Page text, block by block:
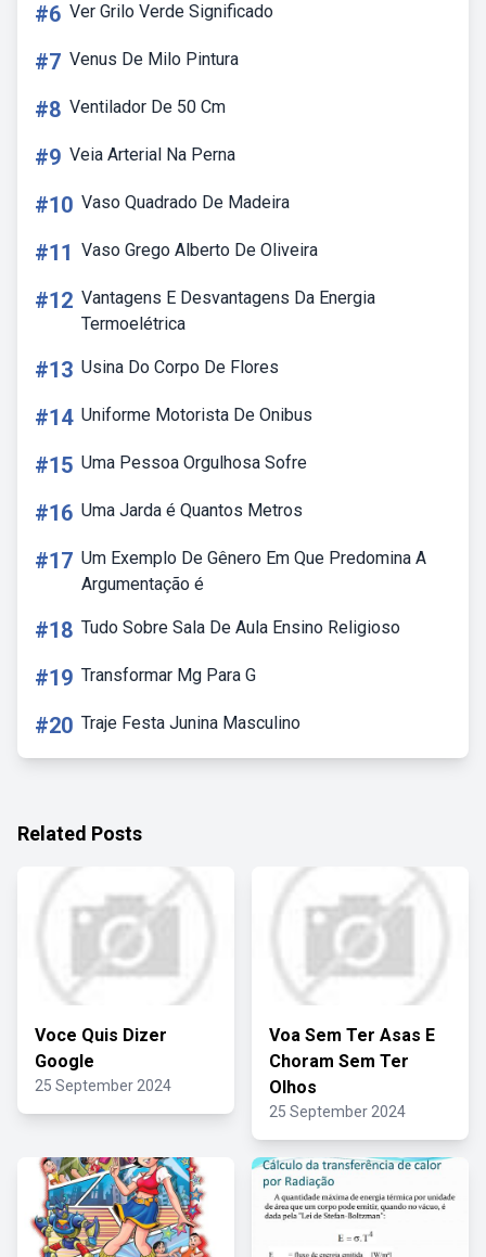
#6 Ver Grilo Verde Significado
#7 Venus De Milo Pintura
#8 Ventilador De 50 Cm
#9 Veia Arterial Na Perna
#10 Vaso Quadrado De Madeira
#11 Vaso Grego Alberto De Oliveira
#12 Vantagens E Desvantagens Da Energia
Termoelétrica
#13 Usina Do Corpo De Flores
#14 Uniforme Motorista De Onibus
#15 Uma Pessoa Orgulhosa Sofre
#16 Uma Jarda é Quantos Metros
#17 Um Exemplo De Gênero Em Que Predomina A
Argumentação é
#18 Tudo Sobre Sala De Aula Ensino Religioso
#19 Transformar Mg Para G
#20 Traje Festa Junina Masculino
Related Posts
Voce Quis Dizer
Google
25 September 2024
Voa Sem Ter Asas E
Choram Sem Ter
Olhos
25 September 2024